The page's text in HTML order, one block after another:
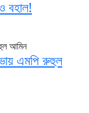
বহাল!
এমপি রুহুল